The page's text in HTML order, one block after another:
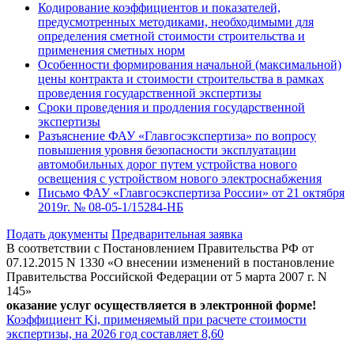
Кодирование коэффициентов и показателей,
предусмотренных методиками, необходимыми для
определения сметной стоимости строительства и
применения сметных норм
Особенности формирования начальной (максимальной)
цены контракта и стоимости строительства в рамках
проведения государственной экспертизы
Сроки проведения и продления государственной
экспертизы
Разъяснение ФАУ «Главгосэкспертиза» по вопросу
повышения уровня безопасности эксплуатации
автомобильных дорог путем устройства нового
освещения с устройством нового электроснабжения
Письмо ФАУ «Главгосэкспертиза России» от 21 октября
2019г. № 08-05-1/15284-НБ
Подать документы Предварительная заявка
В соответствии с Постановлением Правительства РФ от
07.12.2015 N 1330 «О внесении изменений в постановление
Правительства Российской Федерации от 5 марта 2007 г. N
145»
оказание услуг осуществляется в электронной форме!
Коэффициент Ki, применяемый при расчете стоимости
экспертизы, на 2026 год составляет 8,60